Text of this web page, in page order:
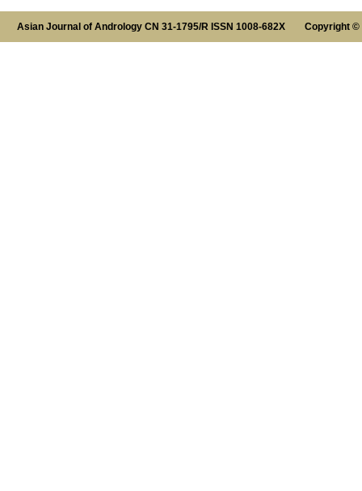
Asian Journal of Andrology CN 31-1795/R ISSN 1008-682X